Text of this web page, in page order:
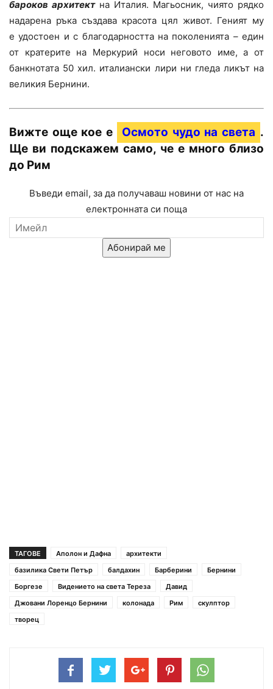
бароков архитектна Италия. Магьосник, чиято рядко
надарена ръка създава красота цял живот. Геният му
е удостоен и с благодарността на поколенията – един
от кратерите на Меркурий носи неговото име, а от
банкнотата 50 хил. италиански лири ни гледа ликът на
великия Бернини.
Вижте още кое е Осмото чудо на света .
Ще ви подскажем само, че е много близо
до Рим
Въведи email, за да получаваш новини от нас на
електронната си поща
Абонирай ме
ТАГОВЕ Аполон и Дафна
архитекти
базилика Свети Петър
балдахин Барберини
Бернини
Боргезе
Видението на света Тереза
Давид
Джовани Лоренцо Бернини
колонада Рим
скулптор
творец